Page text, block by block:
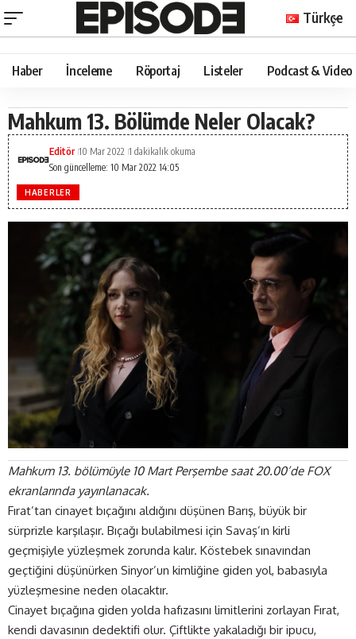
Türkçe
Haber İnceleme Röportaj Listeler Podcast & Video
Mahkum 13. Bölümde Neler Olacak?
Son güncelleme: 10 Mar 2022 14:05
Editör 10 Mar 2022 1 dakikalık okuma
HABERLER
Mahkum 13. bölümüyle 10 Mart Perşembe saat 20.00’de FOX
ekranlarında yayınlanacak.
Fırat’tan cinayet bıçağını aldığını düşünen Barış, büyük bir
sürprizle karşılaşır. Bıçağı bulabilmesi için Savaş’ın kirli
geçmişiyle yüzleşmek zorunda kalır. Köstebek sınavından
geçtiğini düşünürken Sinyor’un kimliğine giden yol, babasıyla
yüzleşmesine neden olacaktır.
Cinayet bıçağına giden yolda hafızasını limitlerini zorlayan Fırat,
kendi davasının dedektifi olur. Çiftlikte yakaladığı bir ipucu,